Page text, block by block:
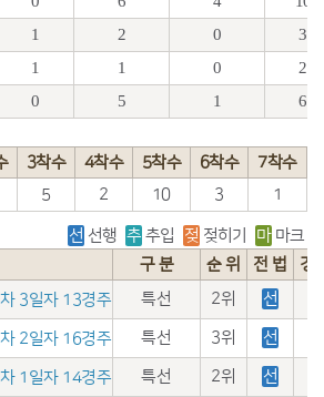
1 2 0
3
1 1 0
2
0 5 1 6
3착수 4착수 5착수 6착수
7착수
5 2 10 3 1
선 선행 추 추입 젖 젖히기 마 마크
구 분 순 위 전 법
경
3일자 13경주
특선 2위 선
2일자 16경주 특선 3위 선
1일자 14경주 특선 2위 선